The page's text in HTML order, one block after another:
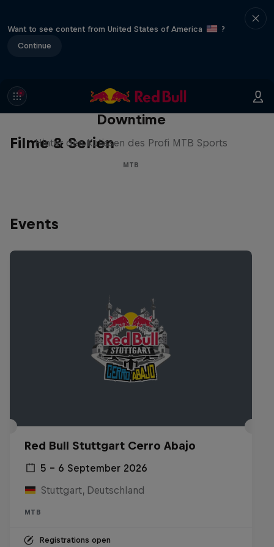
Want to see content from United States of America
?
Continue
Filme & Serien
Downtime
Hinter den Kulissen des Profi MTB Sports
MTB
Events
Red Bull Stuttgart Cerro Abajo
5 – 6 September 2026
Stuttgart, Deutschland
MTB
Registrations open